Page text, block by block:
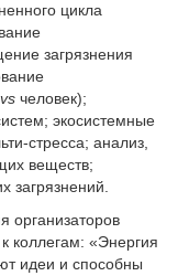
цикла
загрязнения
vs человек);
экосистемные
стресса; анализ,
веществ;
загрязнений.
организаторов
коллегам: «Энергия
идеи и способны